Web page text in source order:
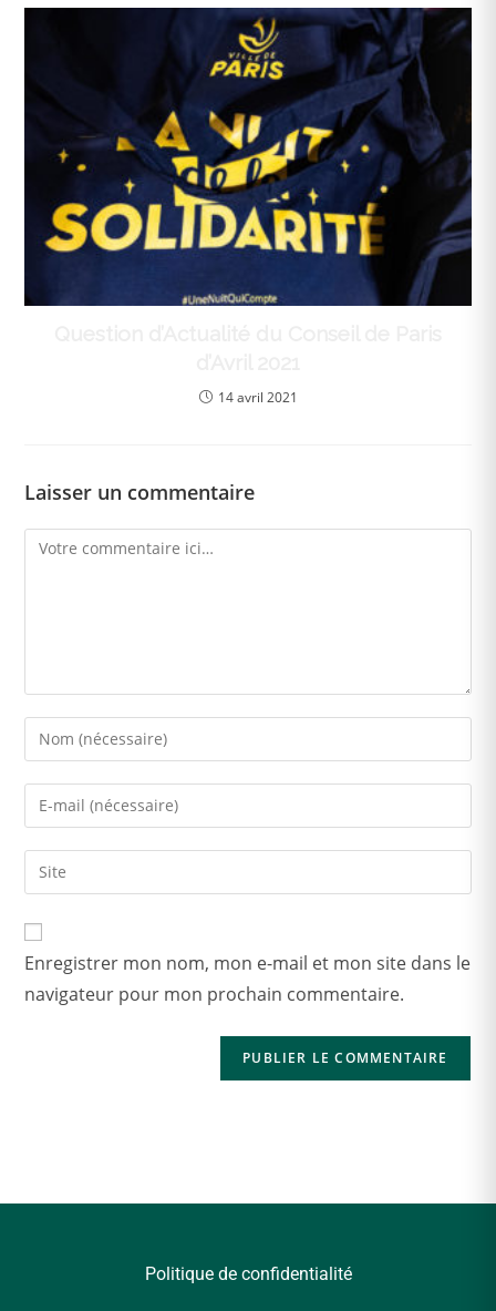
14 avril 2021
Laisser un commentaire
Enregistrer mon nom, mon e-mail et mon site dans le
navigateur pour mon prochain commentaire.
Politique de confidentialité